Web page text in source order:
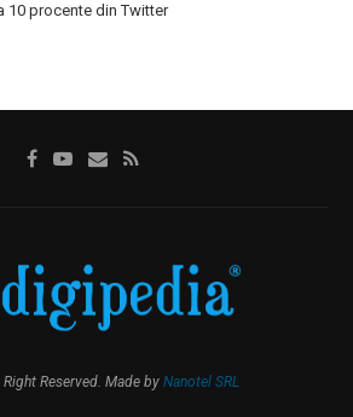
10 procente din Twitter
Reserved. Made by Nanotel SRL